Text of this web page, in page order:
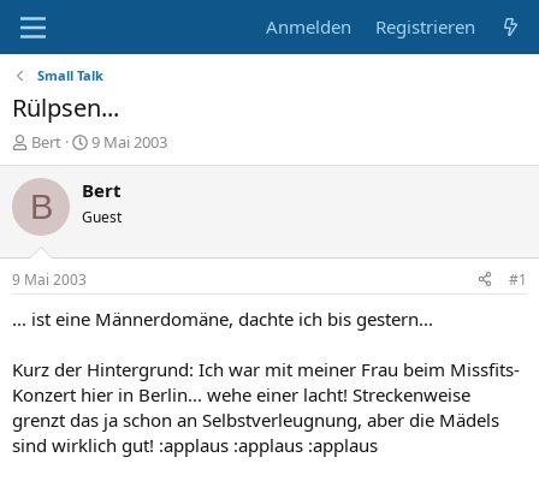
Anmelden Registrieren
Small Talk
Rülpsen...
E
r
s
l
e
r
Bert
E
r
s
e
t
a
9 Mai 2003
B Bert
Guest
9 Mai 2003 #1
... ist eine Männerdomäne, dachte ich bis gestern...
Kurz der Hintergrund: Ich war mit meiner Frau beim Missfits-
Konzert hier in Berlin... wehe einer lacht! Streckenweise
grenzt das ja schon an Selbstverleugnung, aber die Mädels
sind wirklich gut! :applaus :applaus :applaus